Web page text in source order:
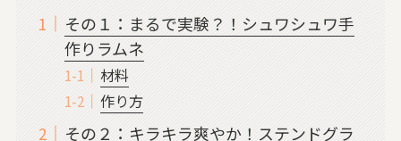
その１：まるで実験？！シュワシュワ手
作りラムネ
材料
作り方
その２：キラキラ爽やか！ステンドグラ